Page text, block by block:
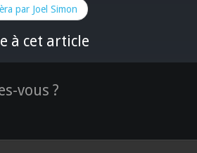
par Joel Simon
à cet article
vous ?